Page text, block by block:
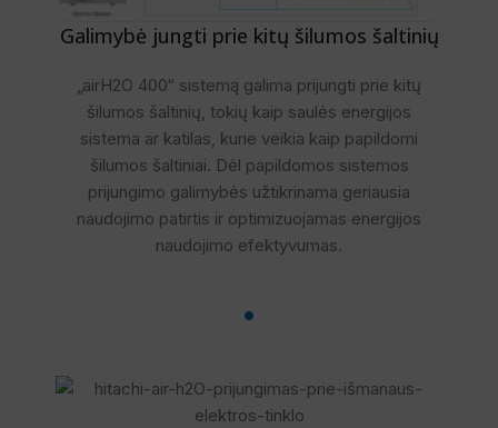
Galimybė jungti prie kitų šilumos šaltinių
„airH2O 400“ sistemą galima prijungti prie kitų
šilumos šaltinių, tokių kaip saulės energijos
sistema ar katilas, kurie veikia kaip papildomi
šilumos šaltiniai. Dėl papildomos sistemos
prijungimo galimybės užtikrinama geriausia
naudojimo patirtis ir optimizuojamas energijos
naudojimo efektyvumas.